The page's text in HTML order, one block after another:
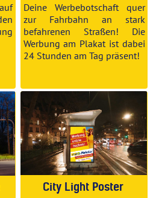
Deine Werbebotschaft quer
zur Fahrbahn an stark
befahrenen Straßen! Die
Werbung am Plakat ist dabei
24 Stunden am Tag präsent!
City Light Poster